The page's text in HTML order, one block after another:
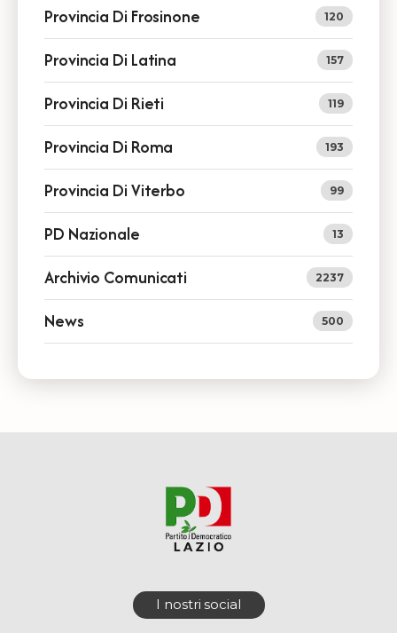
Provincia Di Frosinone 120
Provincia Di Latina 157
Provincia Di Rieti 119
Provincia Di Roma 193
Provincia Di Viterbo 99
PD Nazionale 13
Archivio Comunicati 2237
News 500
I nostri social